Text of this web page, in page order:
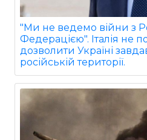
"Ми не ведемо війни з
Федерацією". Італія не
дозволити Україні
російській території.